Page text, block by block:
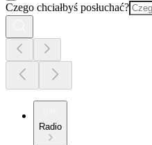
Czego chciałbyś posłuchać?
Radio